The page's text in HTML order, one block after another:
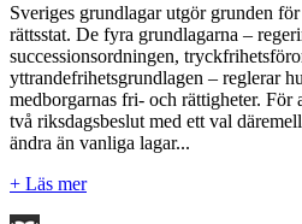
Sveriges grundlagar utgör grunden
rättsstat. De fyra grundlagarna –
successionsordningen,
yttrandefrihetsgrundlagen – reglerar
medborgarnas fri- och rättigheter. För
två riksdagsbeslut med ett val
ändra än vanliga lagar...
+ Läs mer